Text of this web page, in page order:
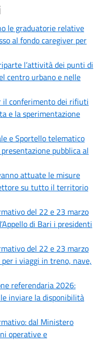
le graduatorie relative
al fondo caregiver per
l’attività dei punti di
centro urbano e nelle
il conferimento dei rifiuti
e la sperimentazione
e Sportello telematico
pubblica al
attuate le misure
su tutto il territorio
del 22 e 23 marzo
di Bari i presidenti
del 22 e 23 marzo
i viaggi in treno, nave,
referendaria 2026:
inviare la disponibilità
dal Ministero
operative e